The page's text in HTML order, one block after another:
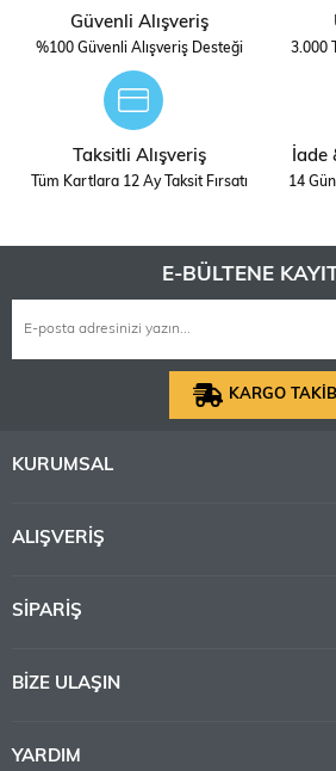
Güvenli Alışveriş
%100 Güvenli Alışveriş Desteği 3.000
Taksitli Alışveriş
Tüm Kartlara 12 Ay Taksit Fırsatı
İade
14
E-BÜLTENE
KARGO TAKİBİ
KURUMSAL
ALIŞVERİŞ
SİPARİŞ
BİZE ULAŞIN
YARDIM